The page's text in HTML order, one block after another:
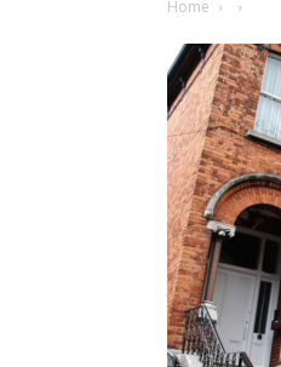
Home